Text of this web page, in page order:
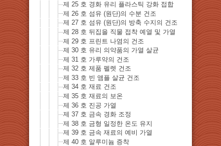
제 25 호 경화 유리 플라스틱 강화 접합
제 26 호 섬유 (원단)의 수분 건조
제 27 호 섬유 (원단)의 방축 수지의 건조
제 28 호 뒤집을 직물 접착 예열 및 가열
제 29 호 프린트 나염의 건조
제 30 호 유리 의약품의 가열 살균
제 31 호 가루약의 건조
제 32 호 제품 펠렛 건조
제 33 호 빈 앰플 살균 건조
제 34 호 재료 건조
제 35 호 재료의 보온
제 36 호 진공 가열
제 37 호 금속 경화 조정
제 38 호 금형 일정한 온도 유지
제 39 호 금속 재료의 예비 가열
제 40 호 알루미늄 증착